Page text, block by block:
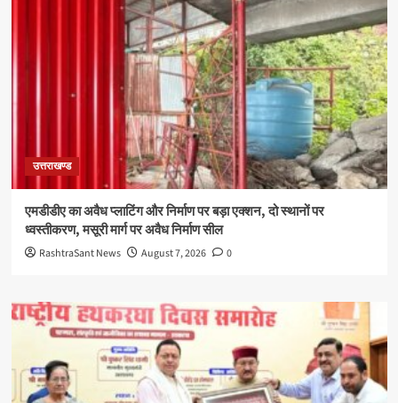
उत्तराखण्ड
एमडीडीए का अवैध प्लाटिंग और निर्माण पर बड़ा एक्शन, दो स्थानों पर
ध्वस्तीकरण, मसूरी मार्ग पर अवैध निर्माण सील
RashtraSant News August 7, 2026 0